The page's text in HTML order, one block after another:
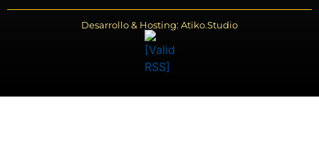
Desarrollo & Hosting: Atiko.Studio